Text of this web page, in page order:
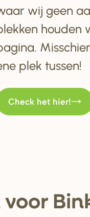
wij geen
houden
plek tussen!
Check het hier!
voor